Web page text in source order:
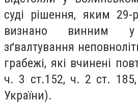
суді рішення, яким 29-
визнано винним
зґвалтування
грабежі, які вчинені
ч. 3 ст.152, ч. 2 ст.
України).